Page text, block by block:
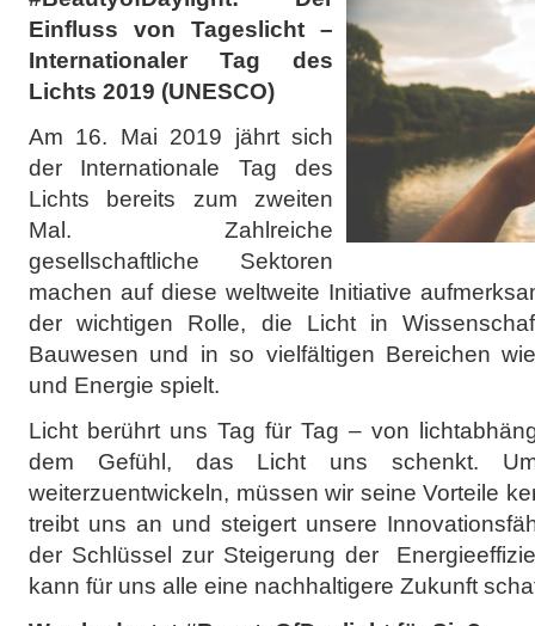
Einfluss von Tageslicht –
Internationaler Tag des
Lichts 2019 (UNESCO)
Am 16. Mai 2019 jährt sich
der Internationale Tag des
Lichts bereits zum zweiten
Mal. Zahlreiche
gesellschaftliche Sektoren
machen auf diese weltweite Initiative
der wichtigen Rolle, die Licht in
Bauwesen und in so vielfältigen Bereichen
und Energie spielt.
Licht berührt uns Tag für Tag – von
dem Gefühl, das Licht uns schenkt.
weiterzuentwickeln, müssen wir seine Vorteile
treibt uns an und steigert unsere
der Schlüssel zur Steigerung der
kann für uns alle eine nachhaltigere Zukunft